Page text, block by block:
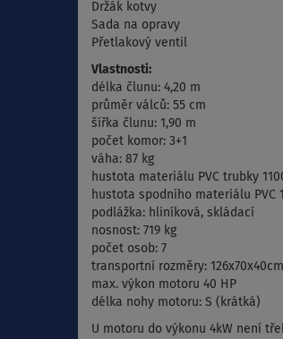
Držák kotvy
Sada na opravy
Přetlakový ventil
Vlastnosti:
délka člunu: 4,20 m
průměr válců: 55 cm
šířka člunu: 1,90 m
počet komor: 3+1
váha: 87 kg
hustota materiálu PVC trubky
hustota spodního materiálu PVC
podlážka: hliníková, skládací
nosnost: 719 kg
počet osob: 7
transportní rozměry: 126x70x40cm
max. výkon motoru 40 HP
délka nohy motoru: S (krátká)
U motoru do výkonu 4kW není